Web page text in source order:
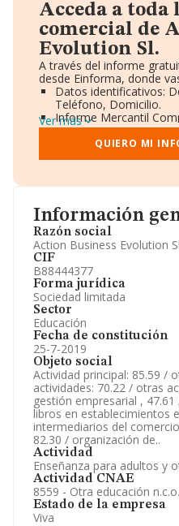
Información
Razón social
Action Business Evolution
CIF
B88444377
Forma jurídica
Sociedad limitada
Sector
Educación
Fecha de constitución
25-7-2019
Objeto social
Actividad principal: 85.59 /
actividades: 70.22 / otras
gestión empresarial ,
libros en establecimientos
intermediarios del
82.30 / organización de..
Actividad
Enseñanza para adultos y
Actividad CNAE
8559 - Otra educación
Estado de la empresa
Viva
Acceda a
comercial de
Evolution Sl.
A través del informe
desde Einforma, donde
Datos identificativos:
Teléfono, Domicilio.
Informe Mercantil
Gráficos de Evolución
Consejo de
Directivos y Ejecutivos.
Información oficial y
Ver más
QUIERO MI